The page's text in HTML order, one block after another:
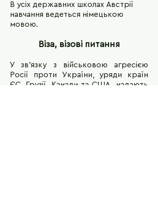
В усіх державних школах Австрії
навчання ведеться німецькою
мовою.
Віза, візові питання
У зв'язку з військовою агресією
Росії проти України, уряди країн
ЄС, Грузії, Канади та США надають